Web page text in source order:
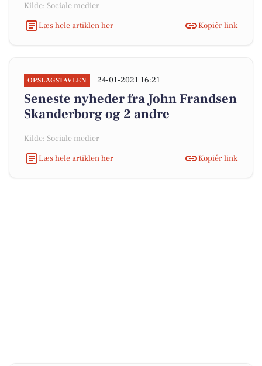
Kilde: Sociale medier
Læs hele artiklen her
Kopiér link
OPSLAGSTAVLEN 24-01-2021 16:21
Seneste nyheder fra John Frandsen
Skanderborg og 2 andre
Kilde: Sociale medier
Læs hele artiklen her
Kopiér link